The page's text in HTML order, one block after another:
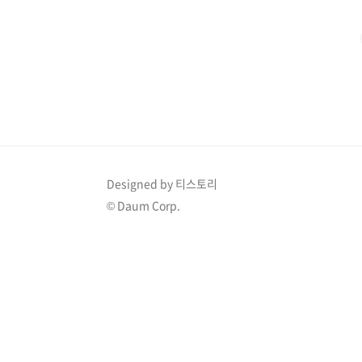
Designed by 티스토리
© Daum Corp.